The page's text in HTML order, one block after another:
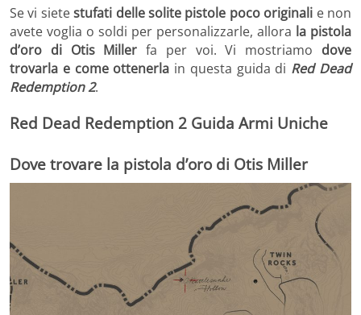
Se vi sietestufati delle solite pistole poco originali e non
avete voglia o soldi per personalizzarle, allora la pistola
d’oro di Otis Miller fa per voi. Vi mostriamo dove
trovarla e come ottenerla in questa guida di Red Dead
Redemption 2.
Red Dead Redemption 2 Guida Armi Uniche
Dove trovare la pistola d’oro di Otis Miller